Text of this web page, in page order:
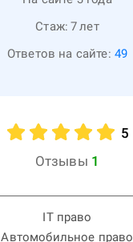
Стаж: 7лет
Ответов на сайте: 49
5
Отзывы 1
IT право
Автомобильное право